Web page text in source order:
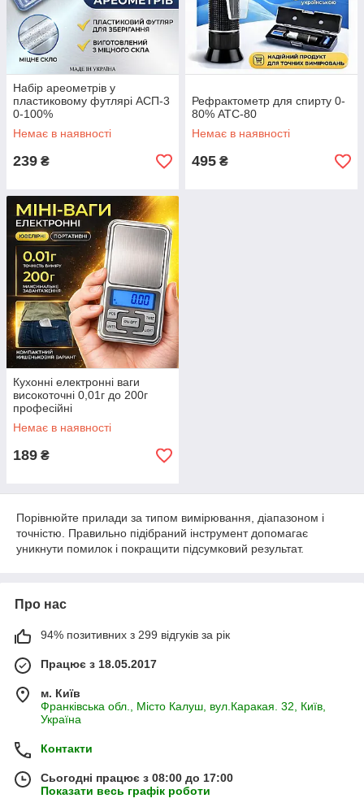
Набір ареометрів у
пластиковому футлярі АСП-3
0-100%
Немає в наявності
239 ₴
Рефрактометр для спирту 0-
80% ATC-80
Немає в наявності
495 ₴
Кухонні електронні ваги
високоточні 0,01г до 200г
професійні
Немає в наявності
189 ₴
Порівнюйте прилади за типом вимірювання, діапазоном і
точністю. Правильно підібраний інструмент допомагає
уникнути помилок і покращити підсумковий результат.
Про нас
94% позитивних з 299 відгуків за рік
Працює з 18.05.2017
м. Київ
Франківська обл., Місто Калуш, вул.Каракая. 32, Київ,
Україна
Контакти
Сьогодні працює з 08:00 до 17:00
Показати весь графік роботи